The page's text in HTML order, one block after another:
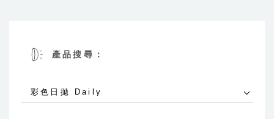
產品搜尋：
彩色日拋 Daily